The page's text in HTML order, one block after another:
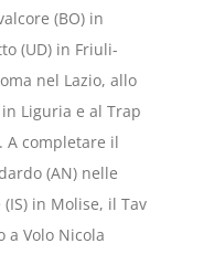
(BO) in
(UD) in Friuli-
nel Lazio, allo
Liguria e al Trap
A completare il
(AN) nelle
in Molise, il Tav
a Volo Nicola